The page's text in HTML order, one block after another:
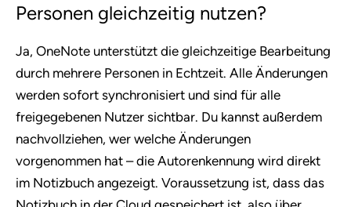
Personen gleichzeitig nutzen?
Ja, OneNote unterstützt die gleichzeitige Bearbeitung
durch mehrere Personen in Echtzeit. Alle Änderungen
werden sofort synchronisiert und sind für alle
freigegebenen Nutzer sichtbar. Du kannst außerdem
nachvollziehen, wer welche Änderungen
vorgenommen hat – die Autorenkennung wird direkt
im Notizbuch angezeigt. Voraussetzung ist, dass das